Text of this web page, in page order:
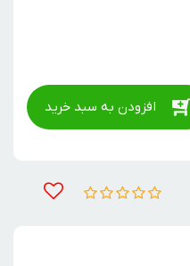
افزودن به سبد خرید